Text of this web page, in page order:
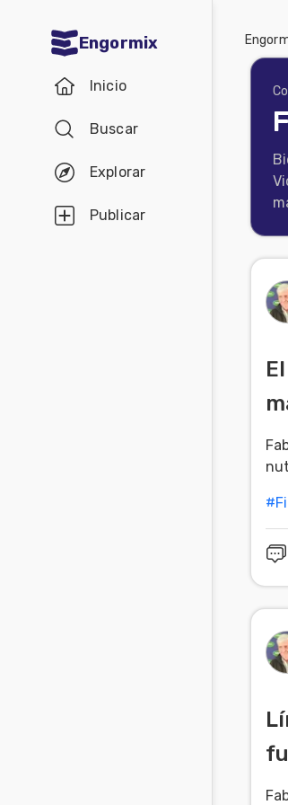
Engormix
Inicio
Buscar
Explorar
Publicar
Agricultura
Balanceados
Piensos
Avicultura
Ganadería
Micotoxinas
#